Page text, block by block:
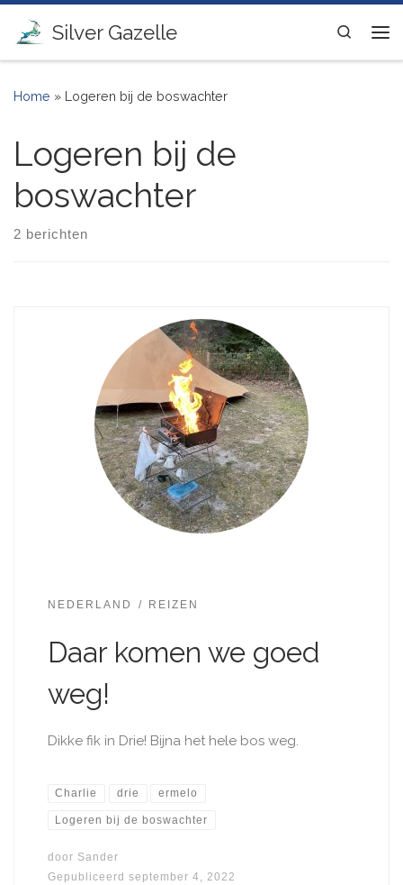
Ga naar inhoud
Silver Gazelle
Search
Home » Logeren bij de boswachter
Logeren bij de
boswachter
2 berichten
NEDERLAND REIZEN
Daar komen we goed
weg!
Dikke fik in Drie! Bijna het hele bos weg.
Charlie drie ermelo
Logeren bij de boswachter
door Sander
Gepubliceerd september 4, 2022